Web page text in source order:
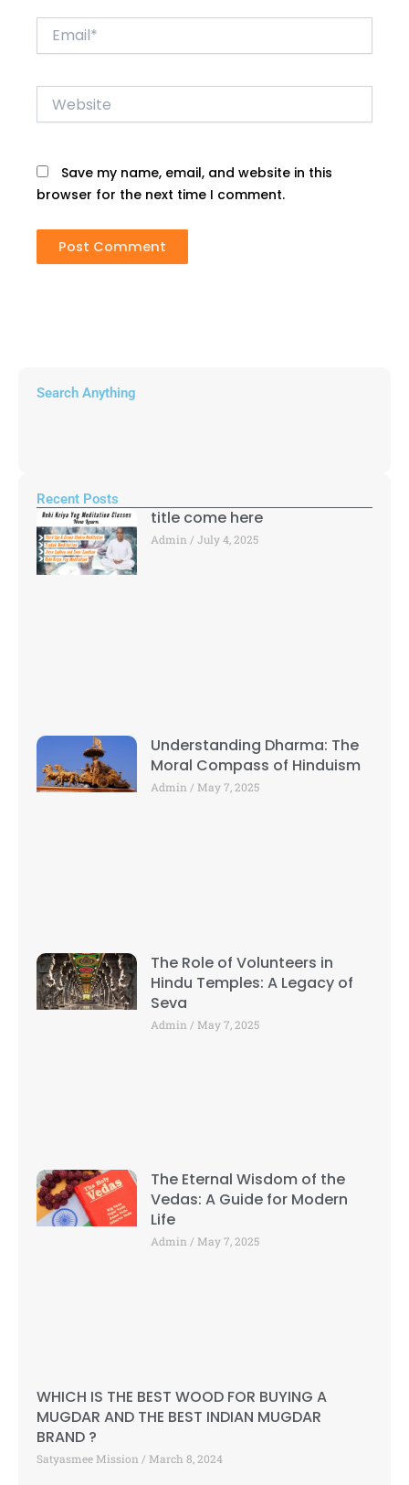
Website
Save my name, email, and website in this
browser for the next time I comment.
Search Anything
Recent Posts
title come here
Admin July 4, 2025
Understanding Dharma: The
Moral Compass of Hinduism
Admin May 7, 2025
The Role of Volunteers in
Hindu Temples: A Legacy of
Seva
Admin May 7, 2025
The Eternal Wisdom of the
Vedas: A Guide for Modern
Life
Admin May 7, 2025
WHICH IS THE BEST WOOD FOR BUYING A
MUGDAR AND THE BEST INDIAN MUGDAR
BRAND ?
Satyasmee Mission March 8, 2024